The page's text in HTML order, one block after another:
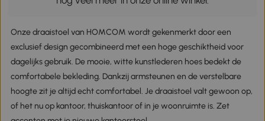
Onze draaistoel van HOMCOM wordt gekenmerkt door een
exclusief design gecombineerd met een hoge geschiktheid voor
dagelijks gebruik. De mooie, witte kunstlederen hoes bedekt de
comfortabele bekleding. Dankzij armsteunen en de verstelbare
hoogte zit je altijd echt comfortabel. Je draaistoel valt gewoon op,
of het nu op kantoor, thuiskantoor of in je woonruimte is. Zet